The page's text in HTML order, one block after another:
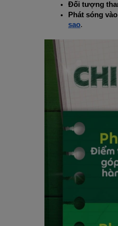
Đối tượng
Phát sóng
sao.